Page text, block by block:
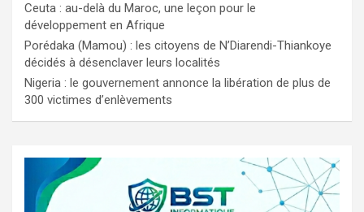
Ceuta : au-delà du Maroc, une leçon pour le
développement en Afrique
Porédaka (Mamou) : les citoyens de N’Diarendi-Thiankoye
décidés à désenclaver leurs localités
Nigeria : le gouvernement annonce la libération de plus de
300 victimes d’enlèvements